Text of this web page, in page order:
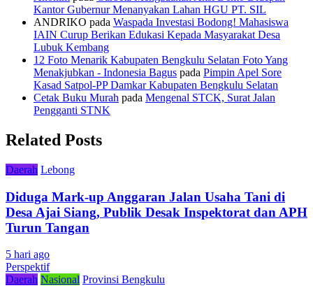
Kantor Gubernur Menanyakan Lahan HGU PT. SIL
ANDRIKO pada Waspada Investasi Bodong! Mahasiswa
IAIN Curup Berikan Edukasi Kepada Masyarakat Desa
Lubuk Kembang
12 Foto Menarik Kabupaten Bengkulu Selatan Foto Yang
Menakjubkan - Indonesia Bagus pada Pimpin Apel Sore
Kasad Satpol-PP Damkar Kabupaten Bengkulu Selatan
Cetak Buku Murah pada Mengenal STCK, Surat Jalan
Pengganti STNK
Related Posts
Daerah Lebong
Diduga Mark-up Anggaran Jalan Usaha Tani di
Desa Ajai Siang, Publik Desak Inspektorat dan APH
Turun Tangan
5 hari ago
Perspektif
Daerah Nasional Provinsi Bengkulu